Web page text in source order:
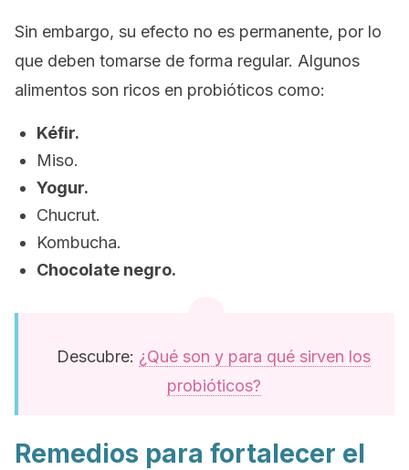
Sin embargo, su efecto no es permanente, por lo
que deben tomarse de forma regular. Algunos
alimentos son ricos en probióticos como:
Kéfir.
Miso.
Yogur.
Chucrut.
Kombucha.
Chocolate negro.
Descubre: ¿Qué son y para qué sirven los
probióticos?
Remedios para fortalecer el